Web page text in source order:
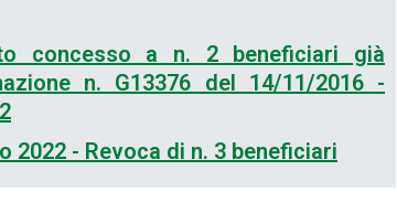
concesso a n. 2 beneficiari già
n. G13376 del 14/11/2016 -
2022 - Revoca di n. 3 beneficiari